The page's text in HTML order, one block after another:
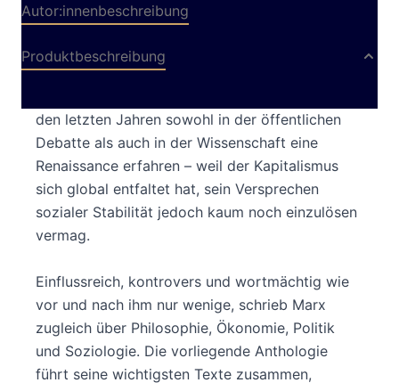
Autor:innenbeschreibung
Produktbeschreibung
den letzten Jahren sowohl in der öffentlichen
Debatte als auch in der Wissenschaft eine
Renaissance erfahren – weil der Kapitalismus
sich global entfaltet hat, sein Versprechen
sozialer Stabilität jedoch kaum noch einzulösen
vermag.
Einflussreich, kontrovers und wortmächtig wie
vor und nach ihm nur wenige, schrieb Marx
zugleich über Philosophie, Ökonomie, Politik
und Soziologie. Die vorliegende Anthologie
führt seine wichtigsten Texte zusammen,